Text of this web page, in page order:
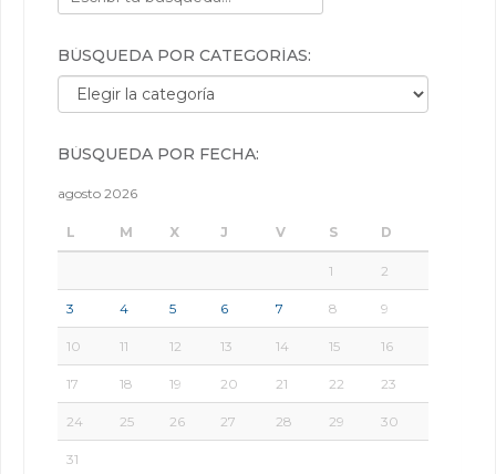
BÚSQUEDA POR CATEGORÍAS:
Búsqueda por categorías:
BÚSQUEDA POR FECHA:
agosto 2026
L M X J V S D
1 2
3 4 5 6 7 8 9
10 11 12 13 14 15 16
17 18 19 20 21 22 23
24 25 26 27 28 29 30
31